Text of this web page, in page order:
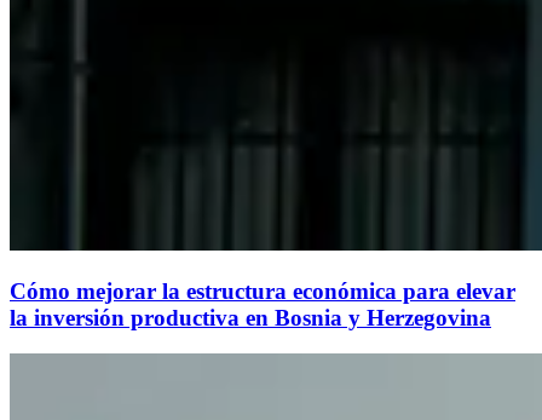
Cómo mejorar la estructura económica para elevar
la inversión productiva en Bosnia y Herzegovina